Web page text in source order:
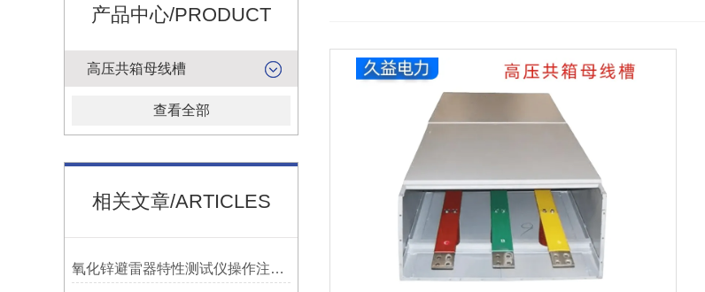
产品中心/PRODUCT
高压共箱母线槽
查看全部
相关文章/ARTICLES
氧化锌避雷器特性测试仪操作注意事项